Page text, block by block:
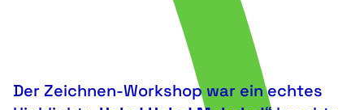
Der Zeichnen-Workshop war ein echtes